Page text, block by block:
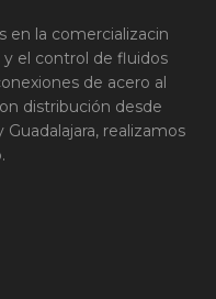
en la comercializacin
el control de fluidos
de acero al
distribución desde
realizamos